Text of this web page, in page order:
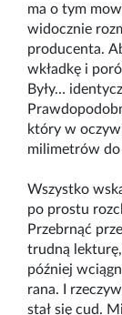
ma o tym
widocznie
producenta.
wkładkę i
Były…
który w
milimetrów do
Wszystko
po prostu
Przebrnąć
trudną
później
rana. I
stał się cud.